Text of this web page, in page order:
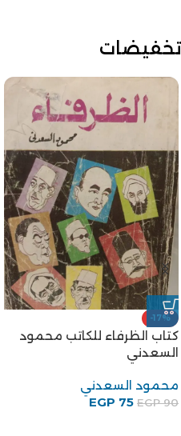
تخفيضات
-17%
كتاب الظرفاء للكاتب محمود
السعدني
محمود السعدني
EGP90
EGP 75